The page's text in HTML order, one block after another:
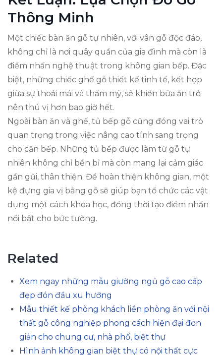
Thông Minh
Một chiếc bàn ăn gỗ tự nhiên, với vân gỗ độc đáo,
không chỉ là nơi quây quần của gia đình mà còn là
điểm nhấn nghệ thuật trong không gian bếp. Đặc
biệt, những chiếc ghế gỗ thiết kế tinh tế, kết hợp
giữa sự thoải mái và thẩm mỹ, sẽ khiến bữa ăn trở
nên thú vị hơn bao giờ hết.
Ngoài bàn ăn và ghế, tủ bếp gỗ cũng đóng vai trò
quan trọng trong việc nâng cao tính sang trọng
cho căn bếp. Những tủ bếp được làm từ gỗ tự
nhiên không chỉ bền bỉ mà còn mang lại cảm giác
gần gũi, thân thiện. Để hoàn thiện không gian, một
kệ đựng gia vị bằng gỗ sẽ giúp bạn tổ chức các vật
dụng một cách khoa học, đồng thời tạo điểm nhấn
nổi bật cho bức tường.
Related
Xem ngay những mẫu giường ngủ gỗ cao cấp
đẹp đón đầu xu hướng
Mẫu thiết kế phòng khách liền phòng ăn với nội
thất gỗ công nghiệp phong cách hiện đại đơn
giản cho chung cư, nhà phố, biệt thự
Hình ảnh không gian biệt thự có nội thất cực